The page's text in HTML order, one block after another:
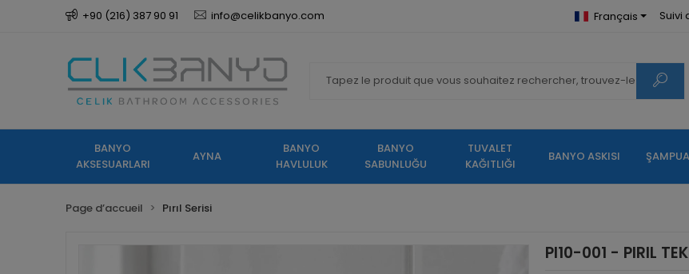
+90 (216) 387 90 91 info@celikbanyo.com Français Suivi
BANYO
AKSESUARLARI
AYNA
BANYO
HAVLULUK
BANYO
SABUNLUĞU
TUVALET
KAĞITLIĞI
BANYO ASKISI
Page d’accueil Pırıl Serisi
PI10-001 - PIRIL